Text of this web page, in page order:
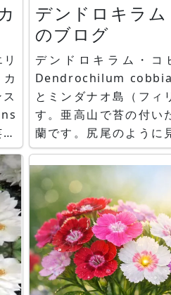
低
学
デンドロキラ
のブログ
デンドロキラム・コ
Dendrochilum
とミンダナオ島（フィ
す。亜高山で苔の付い
蘭です。尻尾のように
花序は干し草のような
葉は「高貴な人」。 ■デンドロキラム・コ
ビアナム（学名
cobbianum）
db.co